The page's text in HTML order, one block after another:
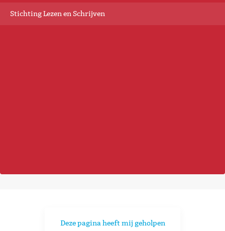
Stichting Lezen en Schrijven
Deze pagina heeft mij geholpen